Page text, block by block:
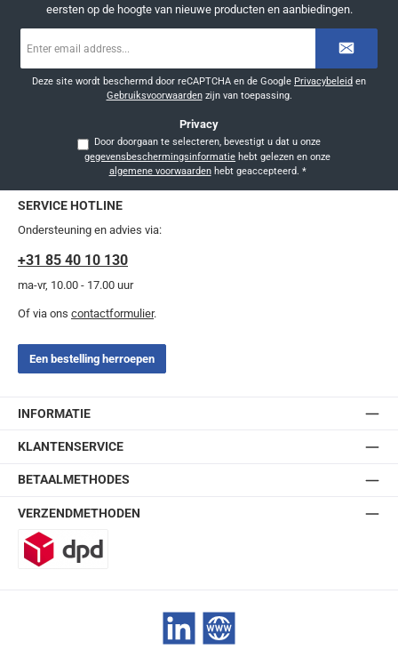
eersten op de hoogte van nieuwe producten en aanbiedingen.
mailadres
Deze site wordt beschermd door reCAPTCHA en de Google Privacybeleid en
Gebruiksvoorwaardenzijn van toepassing.
Privacy
Door doorgaan te selecteren, bevestigt u dat u onze
gegevensbeschermingsinformatie
algemene voorwaardenhebt geaccepteerd. *
SERVICE HOTLINE
Ondersteuning en advies via:
+31 85 40 10 130
ma-vr, 10.00 - 17.00 uur
Of via ons contactformulier.
Een bestelling herroepen
INFORMATIE
KLANTENSERVICE
BETAALMETHODES
VERZENDMETHODEN
LinkedIn Website